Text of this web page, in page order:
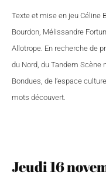
Texte et mise en jeu Céline
Bourdon, Mélissandre
Allotrope. En recherche de
du Nord, du Tandem Scène
Bondues, de l’espace
mots découvert.
Jeudi 16